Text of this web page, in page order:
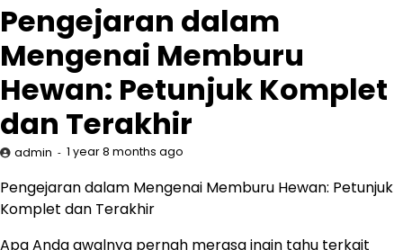
Pengejaran dalam
Mengenai Memburu
Hewan: Petunjuk Komplet
dan Terakhir
admin 1 year 8 months ago
Pengejaran dalam Mengenai Memburu Hewan: Petunjuk
Komplet dan Terakhir
Apa Anda awalnya pernah merasa ingin tahu terkait